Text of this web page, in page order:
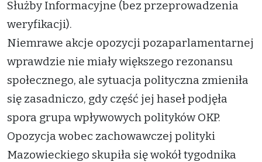
Służby Informacyjne (bez przeprowadzenia
weryfikacji).
Niemrawe akcje opozycji pozaparlamentarnej
wprawdzie nie miały większego rezonansu
społecznego, ale sytuacja polityczna zmieniła
się zasadniczo, gdy część jej haseł podjęła
spora grupa wpływowych polityków OKP.
Opozycja wobec zachowawczej polityki
Mazowieckiego skupiła się wokół tygodnika